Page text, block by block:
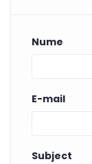
Nume
E-mail
Subject